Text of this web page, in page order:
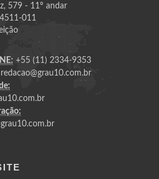
579 - 11º andar
011
+55 (11) 2334-9353
redacao@grau10.com.br